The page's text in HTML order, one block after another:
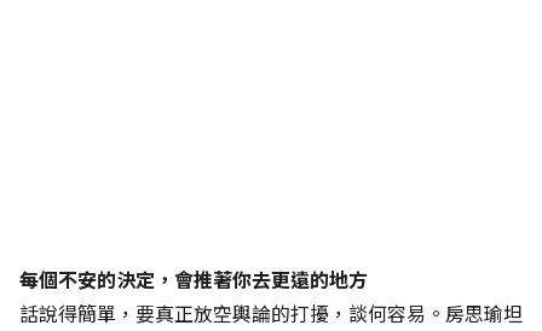
每個不安的決定，會推著你去更遠的地方
話說得簡單，要真正放空輿論的打擾，談何容易。房思瑜坦